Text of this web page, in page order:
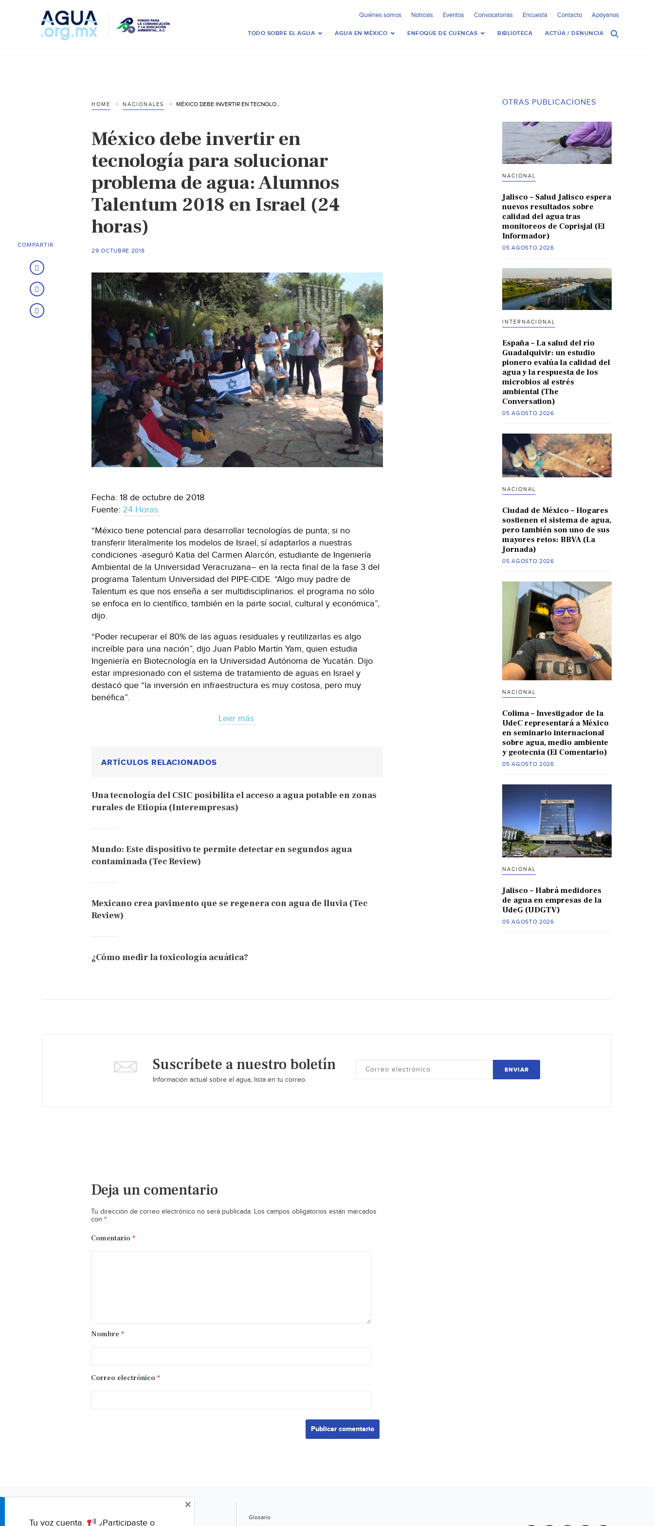
Quiénes somos Noticias Eventos Convocatorias Encuesta Contacto Apóyanos
TODO SOBRE EL AGUA AGUA EN MÉXICO ENFOQUE DE CUENCAS BIBLIOTECA ACTÚA / DENUNCIA
HOME NACIONALES MÉXICO DEBE INVERTIR EN TECNOLOGÍA PARA SOLUCIONAR PROBLEMA DE AGUA: ALUMNOS TALENTUM 2018 EN ISRAEL (24 HORAS)
México debe invertir en
tecnología para solucionar
problema de agua: Alumnos
Talentum 2018 en Israel (24
horas)
29 OCTUBRE 2018
Fecha: 18 de octubre de 2018
Fuente: 24 Horas
“México tiene potencial para desarrollar tecnologías de punta; si no
transferir literalmente los modelos de Israel, sí adaptarlos a nuestras
condiciones -aseguró Katia del Carmen Alarcón, estudiante de Ingeniería
Ambiental de la Universidad Veracruzana– en la recta final de la fase 3 del
programa Talentum Universidad del PIPE-CIDE. “Algo muy padre de
Talentum es que nos enseña a ser multidisciplinarios: el programa no sólo
se enfoca en lo científico, también en la parte social, cultural y económica”,
dijo.
“Poder recuperar el 80% de las aguas residuales y reutilizarlas es algo
increíble para una nación”, dijo Juan Pablo Martín Yam, quien estudia
Ingeniería en Biotecnología en la Universidad Autónoma de Yucatán. Dijo
estar impresionado con el sistema de tratamiento de aguas en Israel y
destacó que “la inversión en infraestructura es muy costosa, pero muy
benéfica”.
Leer más
ARTÍCULOS RELACIONADOS
Una tecnología del CSIC posibilita el acceso a agua potable en zonas
rurales de Etiopía (Interempresas)
Mundo: Este dispositivo te permite detectar en segundos agua
contaminada (Tec Review)
Mexicano crea pavimento que se regenera con agua de lluvia (Tec
Review)
¿Cómo medir la toxicología acuática?
COMPARTIR
OTRAS PUBLICACIONES
NACIONAL
Jalisco – Salud Jalisco espera
nuevos resultados sobre
calidad del agua tras
monitoreos de Coprisjal (El
Informador)
05 AGOSTO 2026
INTERNACIONAL
España – La salud del río
Guadalquivir: un estudio
pionero evalúa la calidad del
agua y la respuesta de los
microbios al estrés
ambiental (The
Conversation)
05 AGOSTO 2026
NACIONAL
Ciudad de México – Hogares
sostienen el sistema de agua,
pero también son uno de sus
mayores retos: BBVA (La
Jornada)
05 AGOSTO 2026
NACIONAL
Colima – Investigador de la
UdeC representará a México
en seminario internacional
sobre agua, medio ambiente
y geotecnia (El Comentario)
05 AGOSTO 2026
NACIONAL
Jalisco – Habrá medidores
de agua en empresas de la
UdeG (UDGTV)
05 AGOSTO 2026
Suscríbete a nuestro boletín
Información actual sobre el agua, lista en tu correo.
ENVIAR
Deja un comentario
Tu dirección de correo electrónico no será publicada. Los campos obligatorios están marcados
con *
Comentario *
Nombre *
Correo electrónico *
Glosario
Tu voz cuenta. ¿Participaste o
×